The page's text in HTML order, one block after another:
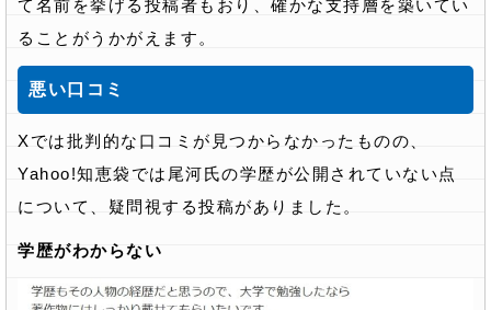
て名前を挙げる投稿者もおり、確かな支持層を築いてい
ることがうかがえます。
悪い口コミ
Xでは批判的な口コミが見つからなかったものの、
Yahoo!知恵袋では尾河氏の学歴が公開されていない点
について、疑問視する投稿がありました。
学歴がわからない